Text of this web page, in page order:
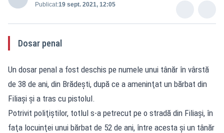
Publicat:19 sept. 2021, 12:05
Dosar penal
Un dosar penal a fost deschis pe numele unui tânăr în vârstă
de 38 de ani, din Brădeşti, după ce a ameninţat un bărbat din
Filiaşi şi a tras cu pistolul.
Potrivit poliţiştilor, totlul s-a petrecut pe o stradă din Filiaşi, în
faţa locuinţei unui bărbat de 52 de ani, între acesta şi un tânăr